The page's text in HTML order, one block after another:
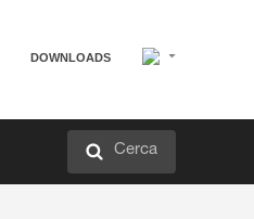
DOWNLOADS
Cerca